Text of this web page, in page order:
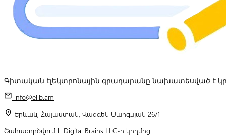
Գիտական էլեկտրոնային գրադարանը նախատեսված է
mail info@elib.am
location_on Երևան, Հայաստան, Վազգեն Սարգսյան 26/1
Շահագործվում է Digital Brains LLC-ի կողմից